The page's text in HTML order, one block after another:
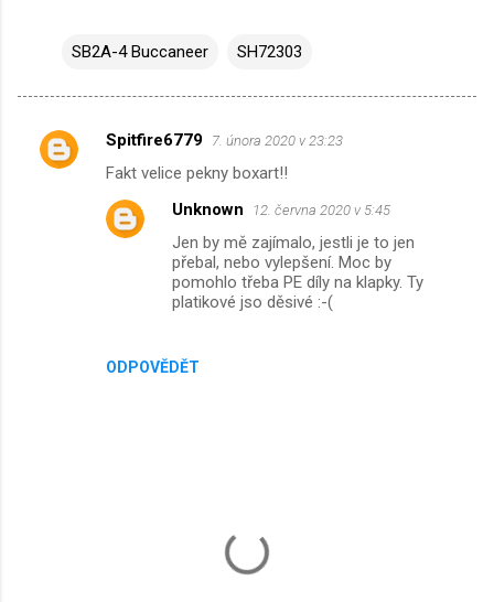
SB2A-4 Buccaneer SH72303
K
Spitfire6779 7. února 2020 v 23:23
Fakt velice pekny boxart!!
ODPOVĚDĚT
Unknown 12. června 2020 v 5:45
Jen by mě zajímalo, jestli je to jen
přebal, nebo vylepšení. Moc by
pomohlo třeba PE díly na klapky. Ty
platikové jso děsivé :-(